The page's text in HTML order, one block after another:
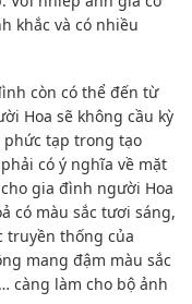
khắc và có nhiều
còn có thể đến từ
Hoa sẽ không cầu kỳ
phức tạp trong tạo
có ý nghĩa về mặt
gia đình người Hoa
có màu sắc tươi sáng,
truyền thống của
mang đậm màu sắc
càng làm cho bộ ảnh